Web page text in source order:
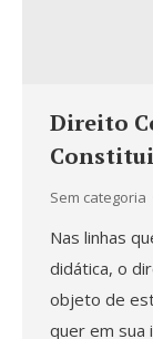
Direito
Sem categoria
Nas linhas
didática, o
objeto de
quer em sua